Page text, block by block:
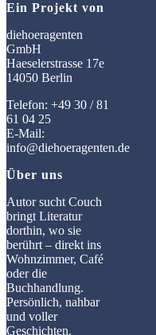
Ein Projekt von
diehoeragenten
GmbH
Haeselerstrasse 17e
14050 Berlin
Telefon: +49 30 / 81
61 04 25
E-Mail:
info@diehoeragenten.de
Über uns
Autor sucht Couch
bringt Literatur
dorthin, wo sie
berührt – direkt ins
Wohnzimmer, Café
oder die
Buchhandlung.
Persönlich, nahbar
und voller
Geschichten.